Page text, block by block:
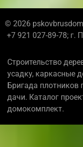
© 2026
+7 921 027-89-78; г.
Строительство
усадку, каркасные
Бригада
дачи. Каталог
домокомплект.